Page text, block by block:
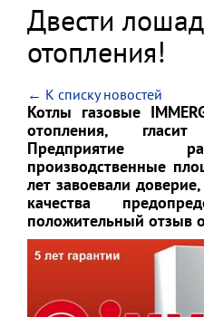
Двести
отопления!
← К списку новостей
Котлы газовые
отопления,
Предприятие
производственные
лет завоевали
качества
положительный отзыв